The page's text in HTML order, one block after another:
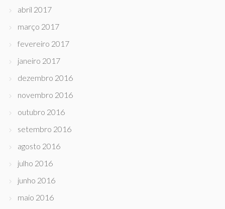
abril 2017
março 2017
fevereiro 2017
janeiro 2017
dezembro 2016
novembro 2016
outubro 2016
setembro 2016
agosto 2016
julho 2016
junho 2016
maio 2016